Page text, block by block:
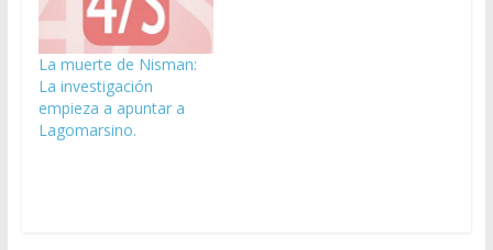
La muerte de Nisman:
La investigación
empieza a apuntar a
Lagomarsino.